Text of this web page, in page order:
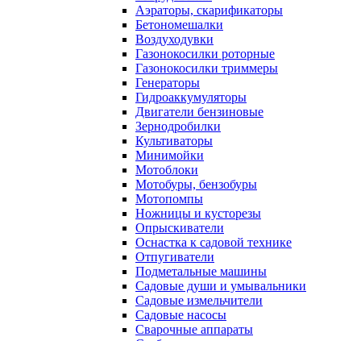
Аэраторы, скарификаторы
Бетономешалки
Воздуходувки
Газонокосилки роторные
Газонокосилки триммеры
Генераторы
Гидроаккумуляторы
Двигатели бензиновые
Зернодробилки
Культиваторы
Минимойки
Мотоблоки
Мотобуры, бензобуры
Мотопомпы
Ножницы и кусторезы
Опрыскиватели
Оснастка к садовой технике
Отпугиватели
Подметальные машины
Садовые души и умывальники
Садовые измельчители
Садовые насосы
Сварочные аппараты